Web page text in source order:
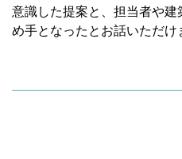
意識した提案と、担当者や
め手となったとお話いただけ